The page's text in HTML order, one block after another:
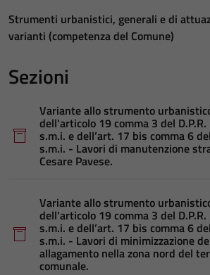
Strumenti urbanistici, generali e di
varianti (competenza del Comune)
Sezioni
Variante allo strumento
dell'articolo 19 comma 3 del
s.m.i. e dell’art. 17 bis comma 6
s.m.i. - Lavori di manutenzione
Cesare Pavese.
Variante allo strumento
dell'articolo 19 comma 3 del
s.m.i. e dell’art. 17 bis comma 6
s.m.i. - Lavori di minimizzazione
allagamento nella zona nord del
comunale.